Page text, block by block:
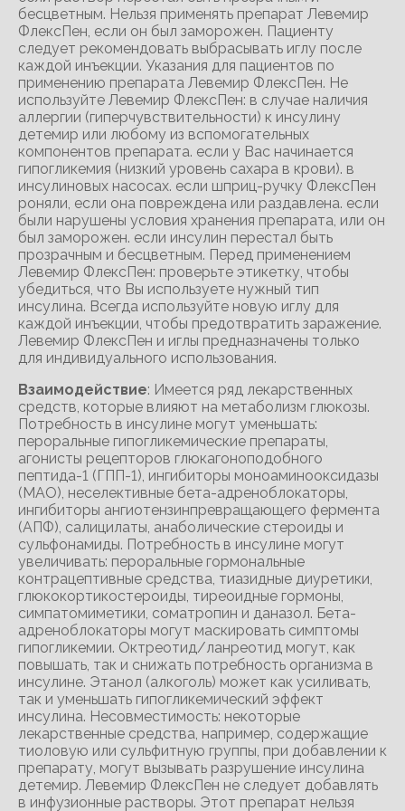
бесцветным. Нельзя применять препарат Левемир
ФлексПен, если он был заморожен. Пациенту
следует рекомендовать выбрасывать иглу после
каждой инъекции. Указания для пациентов по
применению препарата Левемир ФлексПен. Не
используйте Левемир ФлексПен: в случае наличия
аллергии (гиперчувствительности) к инсулину
детемир или любому из вспомогательных
компонентов препарата. если у Вас начинается
гипогликемия (низкий уровень сахара в крови). в
инсулиновых насосах. если шприц-ручку ФлексПен
роняли, если она повреждена или раздавлена. если
были нарушены условия хранения препарата, или он
был заморожен. если инсулин перестал быть
прозрачным и бесцветным. Перед применением
Левемир ФлексПен: проверьте этикетку, чтобы
убедиться, что Вы используете нужный тип
инсулина. Всегда используйте новую иглу для
каждой инъекции, чтобы предотвратить заражение.
Левемир ФлексПен и иглы предназначены только
для индивидуального использования.
Взаимодействие: Имеется ряд лекарственных
средств, которые влияют на метаболизм глюкозы.
Потребность в инсулине могут уменьшать:
пероральные гипогликемические препараты,
агонисты рецепторов глюкагоноподобного
пептида-1 (ГПП-1), ингибиторы моноаминооксидазы
(МАО), неселективные бета-адреноблокаторы,
ингибиторы ангиотензинпревращающего фермента
(АПФ), салицилаты, анаболические стероиды и
сульфонамиды. Потребность в инсулине могут
увеличивать: пероральные гормональные
контрацептивные средства, тиазидные диуретики,
глюкокортикостероиды, тиреоидные гормоны,
симпатомиметики, соматропин и даназол. Бета-
адреноблокаторы могут маскировать симптомы
гипогликемии. Октреотид/ланреотид могут, как
повышать, так и снижать потребность организма в
инсулине. Этанол (алкоголь) может как усиливать,
так и уменьшать гипогликемический эффект
инсулина. Несовместимость: некоторые
лекарственные средства, например, содержащие
тиоловую или сульфитную группы, при добавлении к
препарату, могут вызывать разрушение инсулина
детемир. Левемир ФлексПен не следует добавлять
в инфузионные растворы. Этот препарат нельзя